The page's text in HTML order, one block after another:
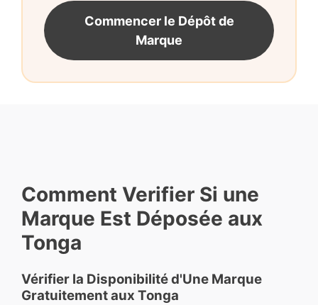
Commencer le Dépôt de
Marque
Comment Verifier Si une
Marque Est Déposée aux
Tonga
Vérifier la Disponibilité d'Une Marque
Gratuitement aux Tonga